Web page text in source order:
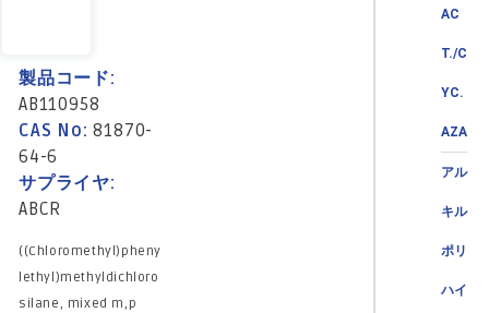
AC
T./C
YC.
AZA
アル
キル
ポリ
ハイ
製品コード:
AB110958
CAS No:81870-
64-6
サプライヤ:
ABCR
((Chloromethyl)pheny
lethyl)methyldichloro
silane, mixed m,p